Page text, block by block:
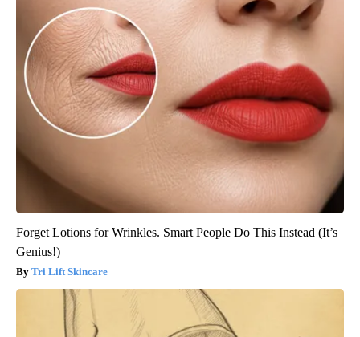
Forget Lotions for Wrinkles. Smart People Do This Instead (It’s
Genius!)
Tri Lift Skincare